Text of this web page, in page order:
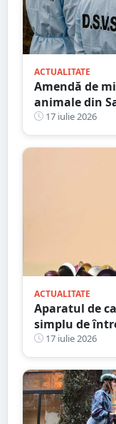
ACTUALITATE
Amendă de
animale din
control
17 iulie 2026
ACTUALITATE
Aparatul de
simplu de
17 iulie 2026